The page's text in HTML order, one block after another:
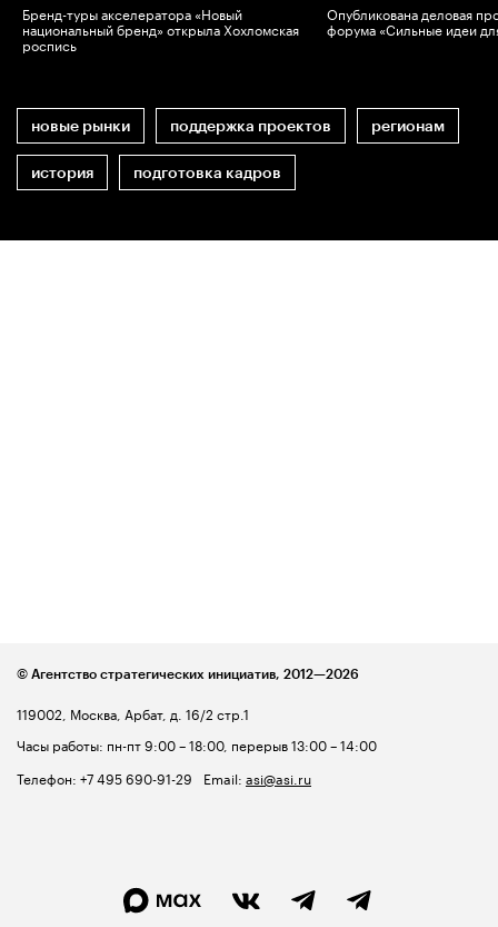
Бренд-туры акселератора «Новый
национальный бренд» открыла Хохломская
роспись
Опубликована деловая
форума «Сильные идеи
новые рынки поддержка проектов регионам
история подготовка кадров
119002, Москва, Арбат, д. 16/2 стр.1
Часы работы: пн-пт 9:00 – 18:00, перерыв 13:00 – 14:00
Телефон: +7 495 690-91-29 Email: asi@asi.ru
© Агентство стратегических инициатив, 2012—2026